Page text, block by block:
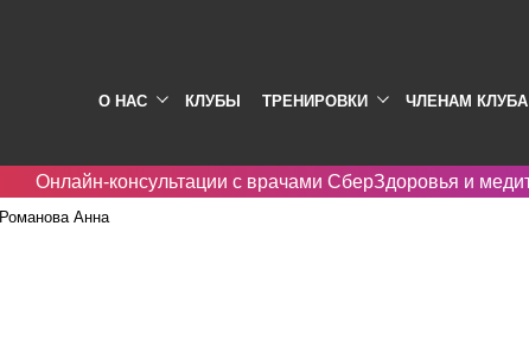
О НАС КЛУБЫ ТРЕНИРОВКИ ЧЛЕНАМ КЛУБА
Онлайн-консультации с врачами СберЗдоровья и
Романова Анна